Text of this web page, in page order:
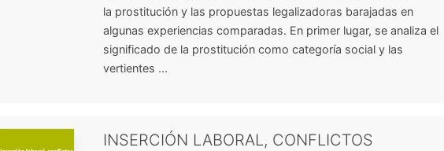
la prostitución y las propuestas legalizadoras barajadas en
algunas experiencias comparadas. En primer lugar, se analiza el
significado de la prostitución como categoría social y las
vertientes ...
INSERCIÓN LABORAL, CONFLICTOS